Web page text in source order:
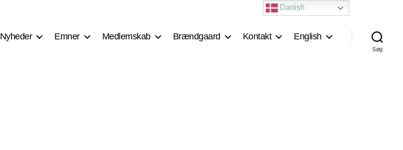
Nyheder Emner Medlemskab Brændgaard Kontakt English
Søg
Danish